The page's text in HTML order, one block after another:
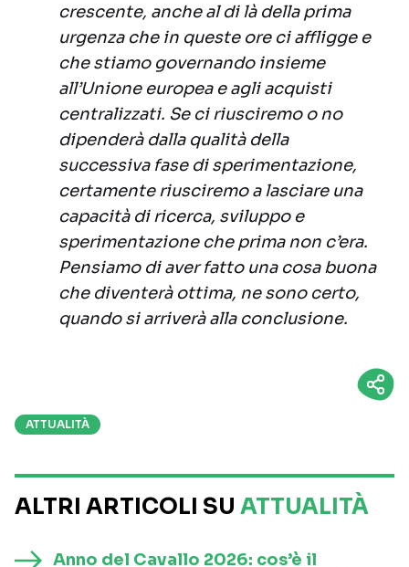
crescente, anche al di là della prima
urgenza che in queste ore ci affligge e
che stiamo governando insieme
all’Unione europea e agli acquisti
centralizzati. Se ci riusciremo o no
dipenderà dalla qualità della
successiva fase di sperimentazione,
certamente riusciremo a lasciare una
capacità di ricerca, sviluppo e
sperimentazione che prima non c’era.
Pensiamo di aver fatto una cosa buona
che diventerà ottima, ne sono certo,
quando si arriverà alla conclusione.
ATTUALITÀ
ALTRI ARTICOLI SU ATTUALITÀ
Anno del Cavallo 2026: cos’è il